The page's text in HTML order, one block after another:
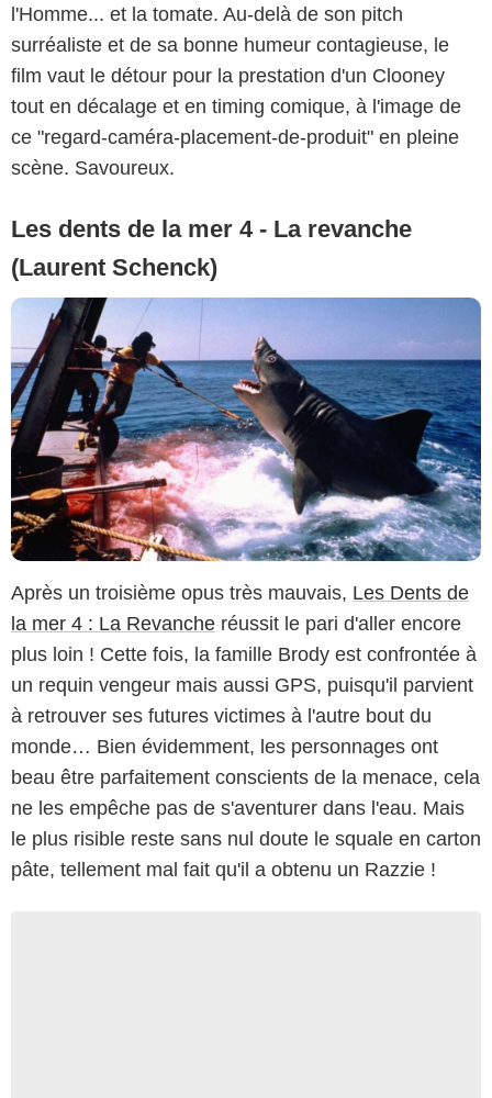
l'Homme... et la tomate. Au-delà de son pitch
surréaliste et de sa bonne humeur contagieuse, le
film vaut le détour pour la prestation d'un Clooney
tout en décalage et en timing comique, à l'image de
ce "regard-caméra-placement-de-produit" en pleine
scène. Savoureux.
Les dents de la mer 4 - La revanche
(Laurent Schenck)
Après un troisième opus très mauvais, Les Dents de
la mer 4 : La Revanche réussit le pari d'aller encore
plus loin ! Cette fois, la famille Brody est confrontée à
un requin vengeur mais aussi GPS, puisqu'il parvient
à retrouver ses futures victimes à l'autre bout du
monde… Bien évidemment, les personnages ont
beau être parfaitement conscients de la menace, cela
ne les empêche pas de s'aventurer dans l'eau. Mais
le plus risible reste sans nul doute le squale en carton
pâte, tellement mal fait qu'il a obtenu un Razzie !